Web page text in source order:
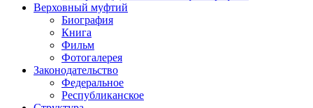
Верховный муфтий
Биография
Книга
Фильм
Фотогалерея
Законодательство
Федеральное
Республиканское